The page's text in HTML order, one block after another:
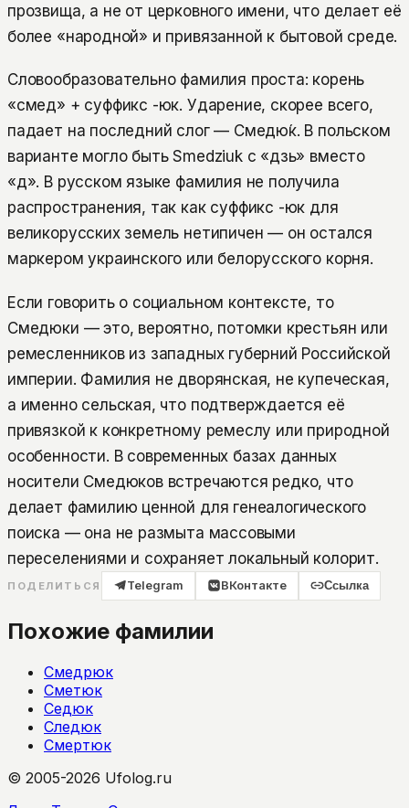
прозвища, а не от церковного имени, что делает её
более «народной» и привязанной к бытовой среде.
Словообразовательно фамилия проста: корень
«смед» + суффикс -юк. Ударение, скорее всего,
падает на последний слог — Смедю́к. В польском
варианте могло быть Smedziuk с «дзь» вместо
«д». В русском языке фамилия не получила
распространения, так как суффикс -юк для
великорусских земель нетипичен — он остался
маркером украинского или белорусского корня.
Если говорить о социальном контексте, то
Смедюки — это, вероятно, потомки крестьян или
ремесленников из западных губерний Российской
империи. Фамилия не дворянская, не купеческая,
а именно сельская, что подтверждается её
привязкой к конкретному ремеслу или природной
особенности. В современных базах данных
носители Смедюков встречаются редко, что
делает фамилию ценной для генеалогического
поиска — она не размыта массовыми
переселениями и сохраняет локальный колорит.
ПОДЕЛИТЬСЯ Telegram ВКонтакте Ссылка
Похожие фамилии
Смедрюк
Сметюк
Седюк
Следюк
Смертюк
© 2005-2026 Ufolog.ru